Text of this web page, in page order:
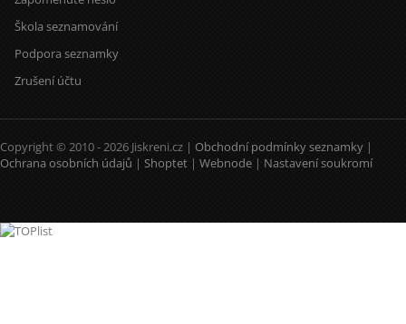
Škola seznamování
Podpora seznamky
Zrušení účtu
Copyright © 2010 - 2026 Jiskreni.cz | Obchodní podmínky seznamky |
Ochrana osobních údajů | Shoptet | Webnode | Nastavení soukromí